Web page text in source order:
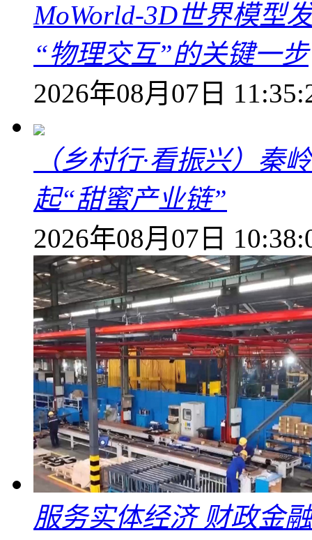
MoWorld-3D世界模型
“物理交互”的关键一步
2026年08月07日
（乡村行·看振兴）秦
起“甜蜜产业链”
2026年08月07日
服务实体经济 财政金